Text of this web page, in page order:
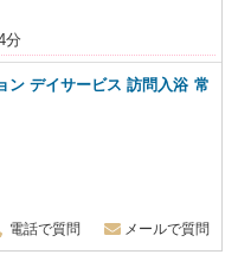
分
ン デイサービス 訪問入浴 常
電話で質問 メールで質問